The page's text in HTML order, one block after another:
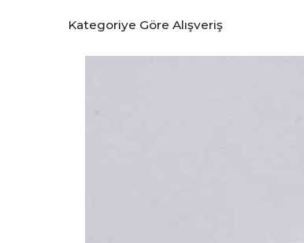
Kategoriye Göre Alışveriş